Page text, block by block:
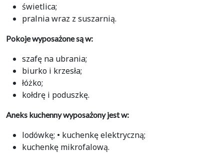
świetlica;
pralnia wraz z suszarnią.
Pokoje wyposażone są w:
szafę na ubrania;
biurko i krzesła;
łóżko;
kołdrę i poduszkę.
Aneks kuchenny wyposażony jest w:
lodówkę; • kuchenkę elektryczną;
kuchenkę mikrofalową.